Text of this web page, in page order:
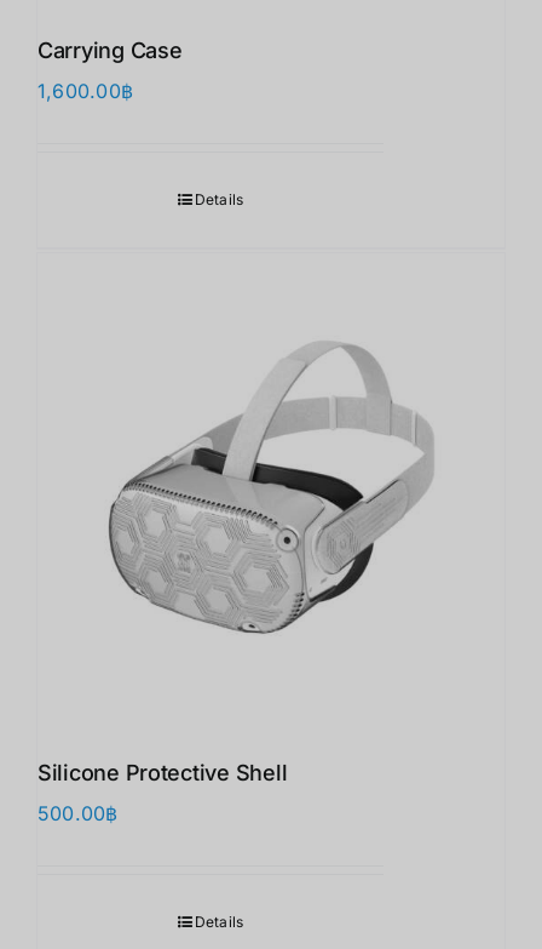
Carrying Case
1,600.00฿
Details
Silicone Protective Shell
500.00฿
Details